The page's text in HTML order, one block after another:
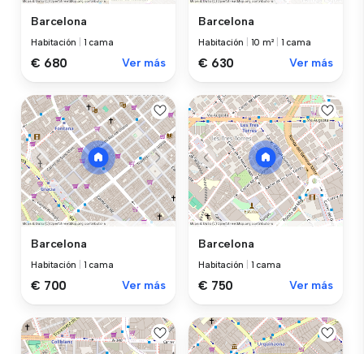
Barcelona
Habitación 1 cama
€ 680 Ver más
Barcelona
Habitación 10 m² 1 cama
€ 630 Ver más
Barcelona
Habitación 1 cama
€ 700 Ver más
Barcelona
Habitación 1 cama
€ 750 Ver más